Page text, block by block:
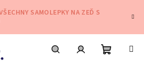
SAMOLEPKY NA ZEĎ S